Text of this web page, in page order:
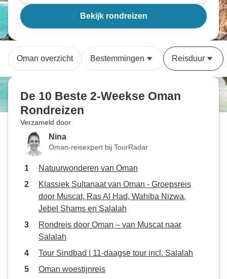
Bekijk rondreizen
Oman overzicht Bestemmingen Reisduur
De 10 Beste 2-Weekse Oman
Rondreizen
Verzameld door
Nina
Oman-reisexpert bij TourRadar
Natuurwonderen van Oman
Klassiek Sultanaat van Oman - Groepsreis
door Muscat, Ras Al Had, Wahiba Nizwa,
Jebel Shams en Salalah
Rondreis door Oman – van Muscat naar
Salalah
Tour Sindbad | 11-daagse tour incl. Salalah
Oman woestijnreis